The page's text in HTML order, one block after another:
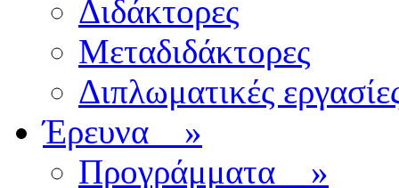
Διδάκτορες
Μεταδιδάκτορες
Διπλωματικές
Έρευνα »
Προγράμματα »